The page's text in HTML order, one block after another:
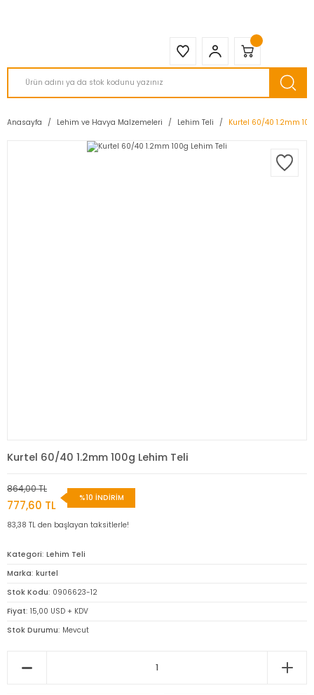
Anasayfa Lehim ve Havya Malzemeleri Lehim Teli Kurtel 60/40 1.2mm
Kurtel 60/40 1.2mm 100g Lehim Teli
864,00 TL
777,60 TL
%10 İNDİRİM
83,38 TL den başlayan taksitlerle!
Kategori Lehim Teli
Marka kurtel
Stok Kodu 0906623-12
Fiyat 15,00 USD + KDV
Stok Durumu Mevcut